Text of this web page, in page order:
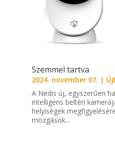
Szemmel tartva
2024. november 07. |
A Nedis új, egyszerűen
intelligens beltéri
helyiségek
mozgások...